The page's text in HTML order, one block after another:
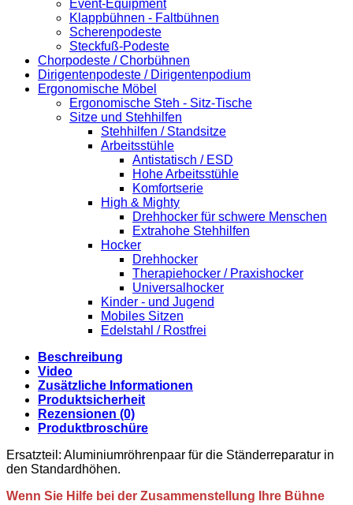
Event-Equipment
Klappbühnen - Faltbühnen
Scherenpodeste
Steckfuß-Podeste
Chorpodeste / Chorbühnen
Dirigentenpodeste / Dirigentenpodium
Ergonomische Möbel
Ergonomische Steh - Sitz-Tische
Sitze und Stehhilfen
Stehhilfen / Standsitze
Arbeitsstühle
Antistatisch / ESD
Hohe Arbeitsstühle
Komfortserie
High & Mighty
Drehhocker für schwere Menschen
Extrahohe Stehhilfen
Hocker
Drehhocker
Therapiehocker / Praxishocker
Universalhocker
Kinder - und Jugend
Mobiles Sitzen
Edelstahl / Rostfrei
Beschreibung
Video
Zusätzliche Informationen
Produktsicherheit
Rezensionen (0)
Produktbroschüre
Ersatzteil: Aluminiumröhrenpaar für die Ständerreparatur in
den Standardhöhen.
Wenn Sie Hilfe bei der Zusammenstellung Ihre Bühne